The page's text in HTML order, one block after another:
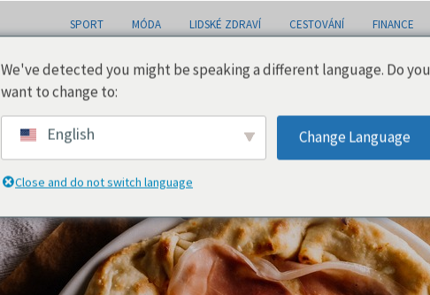
SPORT MÓDA LIDSKÉ ZDRAVÍ CESTOVÁNÍ FINANCE
We've detected you might be speaking a different language. Do you
want to change to:
English Change Language
Close and do not switch language